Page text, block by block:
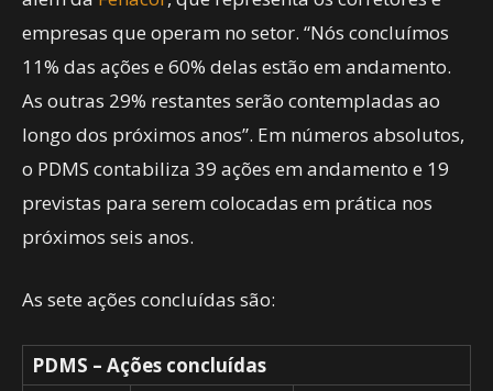
empresas que operam no setor. “Nós concluímos
11% das ações e 60% delas estão em andamento.
As outras 29% restantes serão contempladas ao
longo dos próximos anos”. Em números absolutos,
o PDMS contabiliza 39 ações em andamento e 19
previstas para serem colocadas em prática nos
próximos seis anos.
As sete ações concluídas são:
PDMS – Ações concluídas